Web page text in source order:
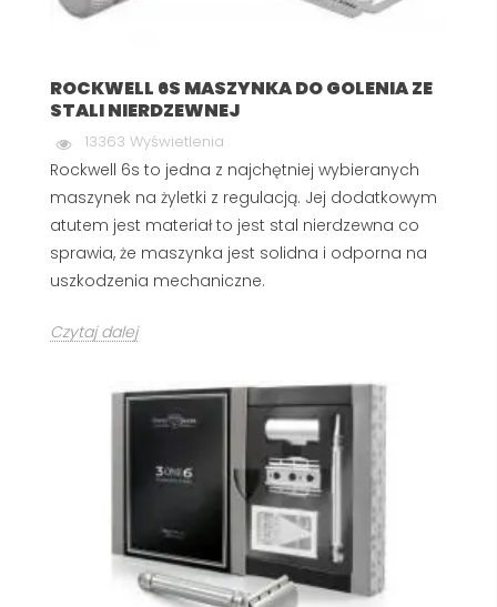
ROCKWELL 6S MASZYNKA DO GOLENIA ZE
STALI NIERDZEWNEJ
13363 Wyświetlenia
Rockwell 6s to jedna z najchętniej wybieranych
maszynek na żyletki z regulacją. Jej dodatkowym
atutem jest materiał to jest stal nierdzewna co
sprawia, że maszynka jest solidna i odporna na
uszkodzenia mechaniczne.
Czytaj dalej